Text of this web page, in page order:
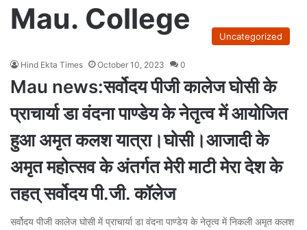
Mau. College
Uncategorized
Hind Ekta Times October 10, 2023 0
Mau news:सर्वोदय पीजी कालेज घोसी के
प्राचार्या डा वंदना पाण्डेय के नेतृत्व में आयोजित
हुआ अमृत कलश यात्रा।घोसी।आजादी के
अमृत महोत्सव के अंतर्गत मेरी माटी मेरा देश के
तहत् सर्वोदय पी.जी. कॉलेज
सर्वोदय पीजी कालेज घोसी में प्राचार्या डा वंदना पाण्डेय के नेतृत्व में निकली अमृत कलश